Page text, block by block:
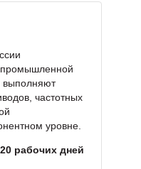
промышленной
выполняют
частотных
уровне.
рабочих дней